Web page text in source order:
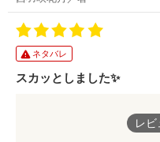
今日も素直になれない私
西園寺　雷雨(さいおんじ　
佐倉　雪璃(さくら　せつ)
ある日をキッカケに溺愛さ
が、あのまま蓮さんと幸せ
す。あと、すごく読みやす
素晴らしい作品を書いてい
ネタバレ
スカッとしました✨
八尋さんが最初から最後ま
してる姿が凄くカッコよか
レビ